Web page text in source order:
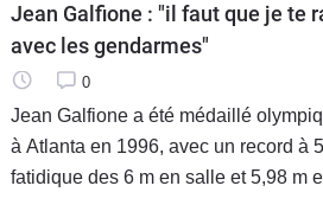
Jean Galfione : "il faut que je te raconte
avec les gendarmes"
0
Jean Galfione a été médaillé
à Atlanta en 1996, avec un record à
fatidique des 6 m en salle et 5,98 m